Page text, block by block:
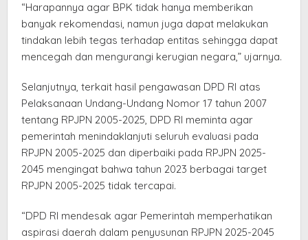
“Harapannya agar BPK tidak hanya memberikan
banyak rekomendasi, namun juga dapat melakukan
tindakan lebih tegas terhadap entitas sehingga dapat
mencegah dan mengurangi kerugian negara,” ujarnya.
Selanjutnya, terkait hasil pengawasan DPD RI atas
Pelaksanaan Undang-Undang Nomor 17 tahun 2007
tentang RPJPN 2005-2025, DPD RI meminta agar
pemerintah menindaklanjuti seluruh evaluasi pada
RPJPN 2005-2025 dan diperbaiki pada RPJPN 2025-
2045 mengingat bahwa tahun 2023 berbagai target
RPJPN 2005-2025 tidak tercapai.
“DPD RI mendesak agar Pemerintah memperhatikan
aspirasi daerah dalam penyusunan RPJPN 2025-2045